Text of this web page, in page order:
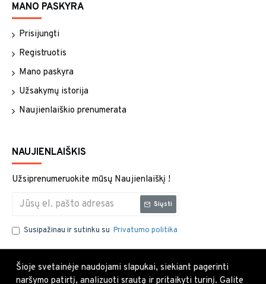
MANO PASKYRA
Prisijungti
Registruotis
Mano paskyra
Užsakymų istorija
Naujienlaiškio prenumerata
NAUJIENLAIŠKIS
Užsiprenumeruokite mūsų Naujienlaiškį !
Siųsti
Susipažinau ir sutinku su Privatumo politika
Šioje svetainėje naudojami slapukai, siekiant pagerinti
naršymo patirtį, analizuoti srautą ir pritaikyti turinį. Galite